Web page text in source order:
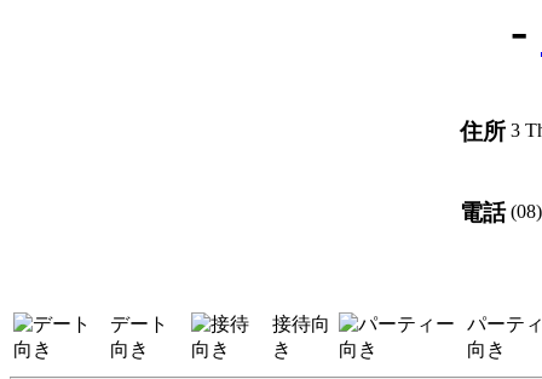
-
住所 3
電話
デート
向き
接待向
き
パーテ
向き